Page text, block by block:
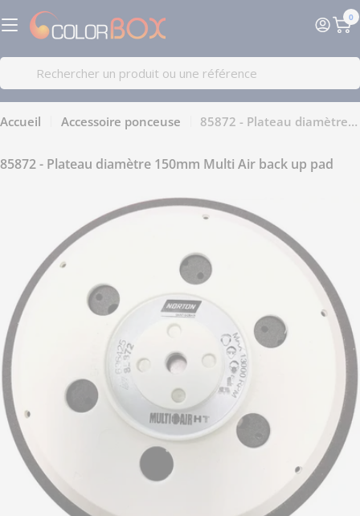
Passer
au
Recherche
0
Accueil Accessoire ponceuse 85872 - Plateau diamètre 150mm Multi Air back up pad
85872 - Plateau diamètre 150mm Multi Air back up pad
informations
produit
le média 0 en mode modal